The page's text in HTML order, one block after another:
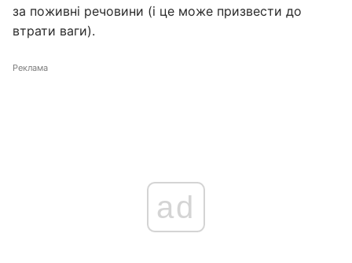
за поживні речовини (і це може призвести до
втрати ваги).
Реклама
ad